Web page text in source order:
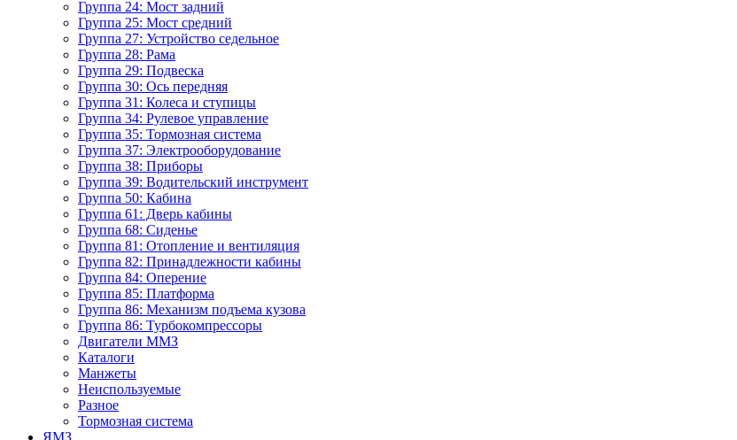
Группа 24: Мост задний
Группа 25: Мост средний
Группа 27: Устройство седельное
Группа 28: Рама
Группа 29: Подвеска
Группа 30: Ось передняя
Группа 31: Колеса и ступицы
Группа 34: Рулевое управление
Группа 35: Тормозная система
Группа 37: Электрооборудование
Группа 38: Приборы
Группа 39: Водительский инструмент
Группа 50: Кабина
Группа 61: Дверь кабины
Группа 68: Сиденье
Группа 81: Отопление и вентиляция
Группа 82: Принадлежности кабины
Группа 84: Оперение
Группа 85: Платформа
Группа 86: Механизм подъема кузова
Группа 86: Турбокомпрессоры
Двигатели ММЗ
Каталоги
Манжеты
Неиспользуемые
Разное
Тормозная система
ЯМЗ